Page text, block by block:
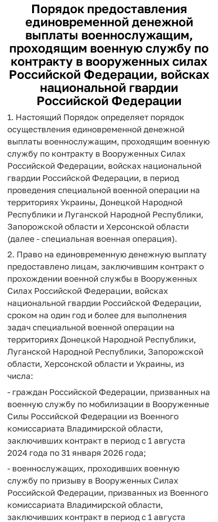
Порядок предоставления
единовременной денежной
выплаты военнослужащим,
проходящим военную службу по
контракту в вооруженных силах
Российской Федерации, войсках
национальной гвардии
Российской Федерации
1. Настоящий Порядок определяет порядок
осуществления единовременной денежной
выплаты военнослужащим, проходящим военную
службу по контракту в Вооруженных Силах
Российской Федерации, войсках национальной
гвардии Российской Федерации, в период
проведения специальной военной операции на
территориях Украины, Донецкой Народной
Республики и Луганской Народной Республики,
Запорожской области и Херсонской области
(далее - специальная военная операция).
2. Право на единовременную денежную выплату
предоставлено лицам, заключившим контракт о
прохождении военной службы в Вооруженных
Силах Российской Федерации, войсках
национальной гвардии Российской Федерации,
сроком на один год и более для выполнения
задач специальной военной операции на
территориях Донецкой Народной Республики,
Луганской Народной Республики, Запорожской
области, Херсонской области и Украины, из
числа:
- граждан Российской Федерации, призванных на
военную службу по мобилизации в Вооруженные
Силы Российской Федерации из Военного
комиссариата Владимирской области,
заключивших контракт в период с 1 августа
2024 года по 31 января 2026 года;
- военнослужащих, проходивших военную
службу по призыву в Вооруженных Силах
Российской Федерации, призванных из Военного
комиссариата Владимирской области,
заключивших контракт в период с 1 августа